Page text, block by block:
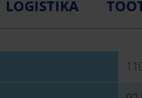
LOGISTIKA